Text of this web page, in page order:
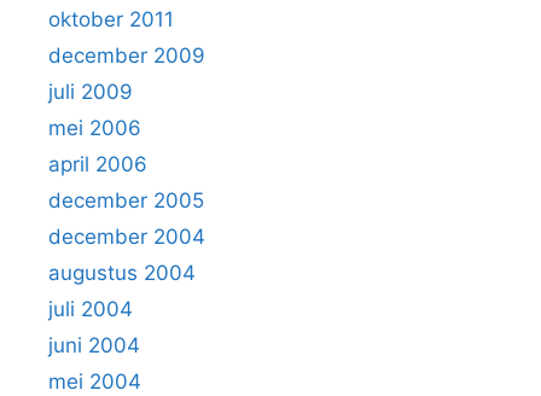
oktober 2011
december 2009
juli 2009
mei 2006
april 2006
december 2005
december 2004
augustus 2004
juli 2004
juni 2004
mei 2004